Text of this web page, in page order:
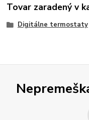
Tovar zaradený v
Digitálne termostaty